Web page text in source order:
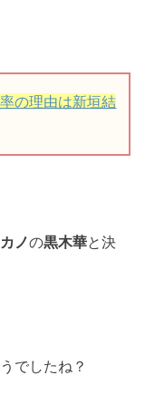
の理由は新垣結
ノの黒木華と決
でしたね？